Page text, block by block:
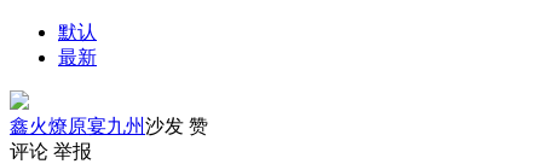
默认
最新
鑫火燎原宴九州沙发 赞
评论 举报